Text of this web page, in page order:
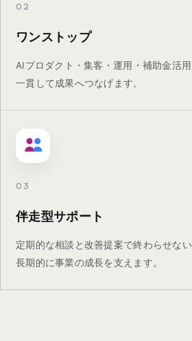
02
ワンストップ
AIプロダクト・集客・運用・補助金活
一貫して成果へつなげます。
03
伴走型サポート
定期的な相談と改善提案で終わらせな
長期的に事業の成長を支えます。